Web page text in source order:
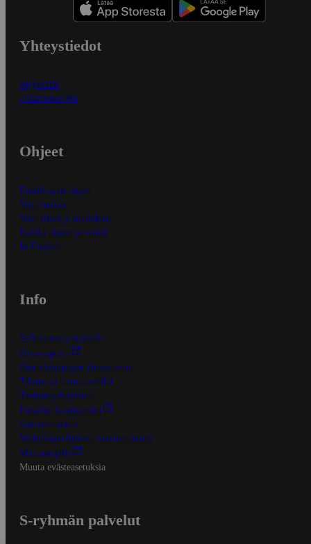
Yhteystiedot
Myymälät
Asiakaspalvelu
Ohjeet
Ensitilaajan ohjeet
Näin maksat
Näin tilaat ja muokkaat
Kaikki ohjeet ja vinkit
In English
Info
S-Business yrityksille
Oiva-raportit
Osuuskauppojen yhteystiedot
Tilaus- ja toimitusehdot
Tietosuojakäytäntö
Palvelun käyttöehdot
Saavutettavuus
Mobiilisovelluksen saavutettavuus
Mainostajalle
Muuta evästeasetuksia
S-ryhmän palvelut